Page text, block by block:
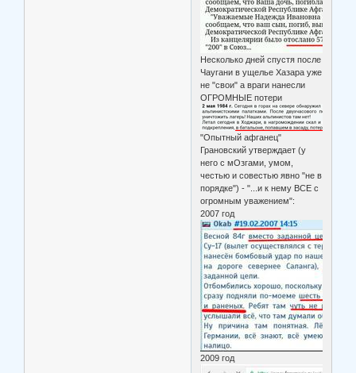
Несколько дней спустя после
Чаугани в ущелье Хазара уже
не "свои" а враги нанесли
ОГРОМНЫЕ потери
"Опытный афганец"
Грановский утверждает (у
него с мОзгами, умом,
честью и совестью явно "не в
порядке") - "...и к нему ВСЕ с
огромным уважением":
2007 год
2009 год